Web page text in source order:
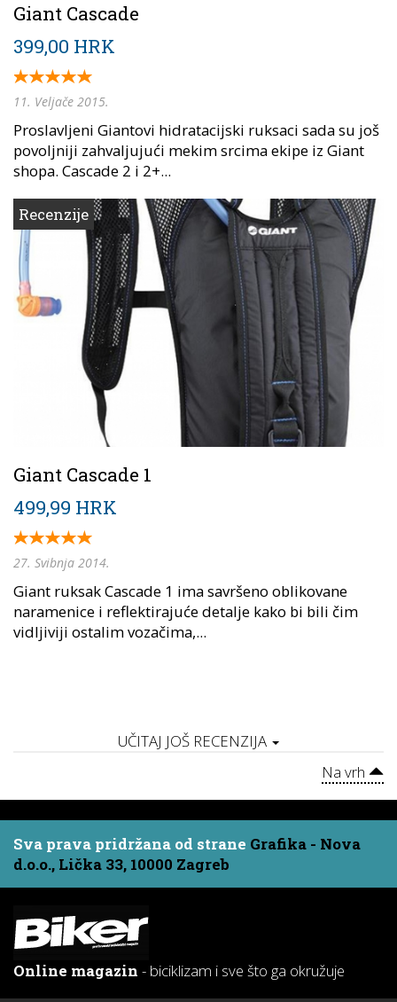
Giant Cascade
399,00 HRK
11. Veljače 2015.
Proslavljeni Giantovi hidratacijski ruksaci sada su još
povoljniji zahvaljujući mekim srcima ekipe iz Giant
shopa. Cascade 2 i 2+...
Recenzije
Giant Cascade 1
499,99 HRK
27. Svibnja 2014.
Giant ruksak Cascade 1 ima savršeno oblikovane
naramenice i reflektirajuće detalje kako bi bili čim
vidljiviji ostalim vozačima,...
UČITAJ JOŠ RECENZIJA
Na vrh
Sva prava pridržana od strane Grafika - Nova
d.o.o., Lička 33, 10000 Zagreb
Online magazin - biciklizam i sve što ga okružuje